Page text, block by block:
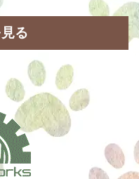
る